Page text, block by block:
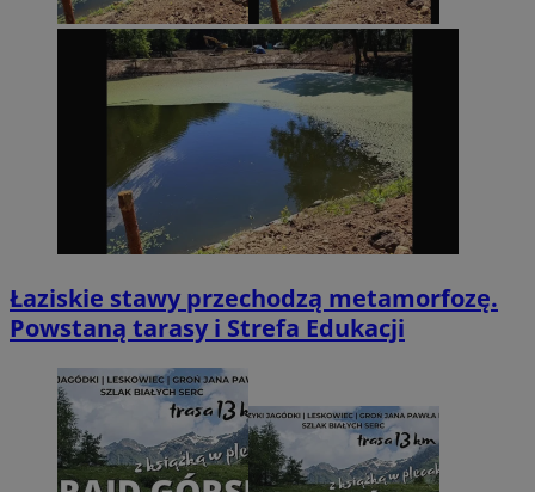
Łaziskie stawy przechodzą metamorfozę.
Powstaną tarasy i Strefa Edukacji